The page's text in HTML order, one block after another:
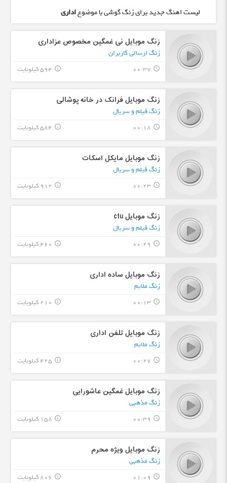
لیست اهنگ جدید برای زنگ گوشی با موضوعاداری
زنگ موبایل نی غمگین مخصوص عزاداری
زنگ ارسالی کاربران
query_builder
00:37 594 کیلوبایت info_outline
زنگ موبایل فرانک در خانه پوشالی
زنگ فیلم و سریال
query_builder
00:18 584 کیلوبایت info_outline
زنگ موبایل مایکل اسکات
زنگ فیلم و سریال
query_builder
00:23 912 کیلوبایت info_outline
زنگ موبایل ctu
زنگ فیلم و سریال
query_builder
00:29 460 کیلوبایت info_outline
زنگ موبایل ساده اداری
زنگ ملایم
query_builder
00:13 210 کیلوبایت info_outline
زنگ موبایل تلفن اداری
زنگ ملایم
query_builder
00:27 425 کیلوبایت info_outline
زنگ موبایل غمگین عاشورایی
زنگ مذهبی
query_builder
00:39 158 کیلوبایت info_outline
زنگ موبایل ویژه محرم
زنگ مذهبی
query_builder
01:09 806 کیلوبایت info_outline